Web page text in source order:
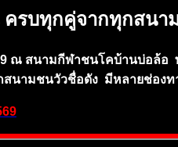
รบทุกคู่จากทุกสนา
ณ สนามกีฬาชนโคบ้านบ่อล้อ
สนามชนวัวชื่อดัง มีหลายช่องท